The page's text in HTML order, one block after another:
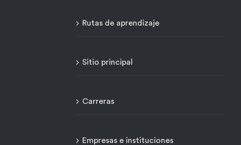
Rutas de aprendizaje
Sitio principal
Carreras
Empresas e instituciones